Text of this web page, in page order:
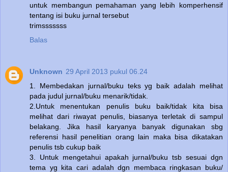
untuk membangun pemahaman yang lebih komperhensif
tentang isi buku jurnal tersebut
trimsssssss
Balas
Unknown 29 April 2013 pukul 06.24
1. Membedakan jurnal/buku teks yg baik adalah melihat
pada judul jurnal/buku menarik/tidak.
2.Untuk menentukan penulis buku baik/tidak kita bisa
melihat dari riwayat penulis, biasanya terletak di sampul
belakang. Jika hasil karyanya banyak digunakan sbg
referensi hasil penelitian orang lain maka bisa dikatakan
penulis tsb cukup baik
3. Untuk mengetahui apakah jurnal/buku tsb sesuai dgn
tema yg kita cari adalah dgn membaca ringkasan buku/